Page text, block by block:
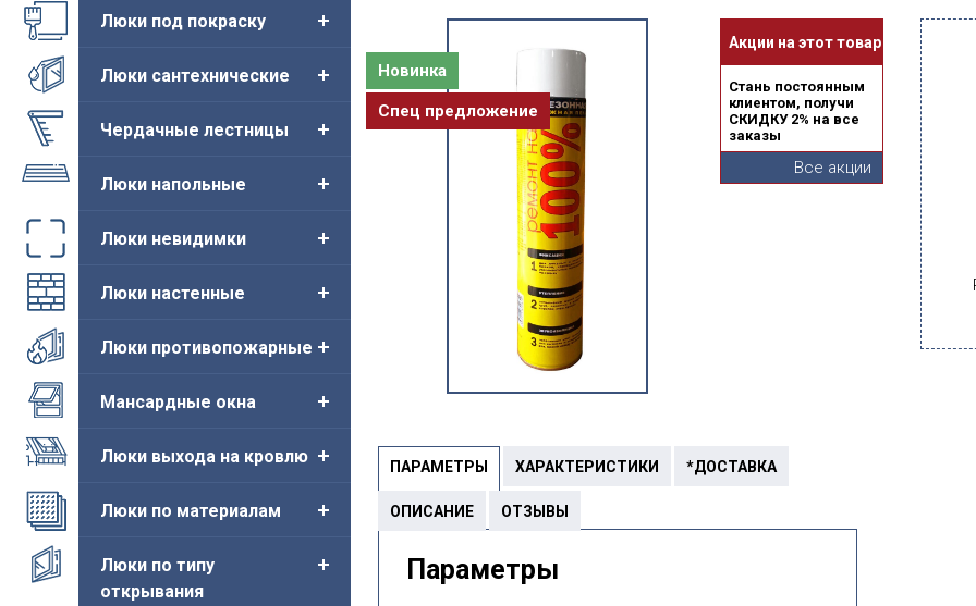
Люки под покраску
Люки сантехнические
Чердачные лестницы
Люки напольные
Люки невидимки
Люки настенные
Люки противопожарные
Мансардные окна
Люки выхода на кровлю
Люки по материалам
Люки по типу
открывания
Новинка
Спец предложение
ПАРАМЕТРЫ ХАРАКТЕРИСТИКИ *ДОСТАВКА
ОПИСАНИЕ ОТЗЫВЫ
Параметры
Акции на этот товар
Стань постоянным
клиентом, получи
СКИДКУ 2% на все
заказы
Все акции